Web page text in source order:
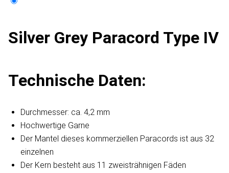
Silver Grey Paracord Type IV
Technische Daten:
Durchmesser: ca. 4,2 mm
Hochwertige Garne
Der Mantel dieses kommerziellen Paracords ist aus 32
einzelnen
Der Kern besteht aus 11 zweisträhnigen Fäden